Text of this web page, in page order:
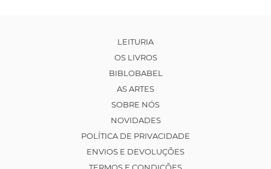
LEITURIA
OS LIVROS
BIBLOBABEL
AS ARTES
SOBRE NÓS
NOVIDADES
POLÍTICA DE PRIVACIDADE
ENVIOS E DEVOLUÇÕES